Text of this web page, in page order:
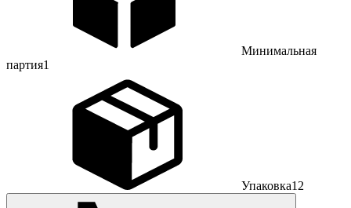
Минимальная
партия1
Упаковка12